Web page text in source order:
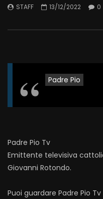
STAFF 13/12/2022 0
Padre Pio
Padre Pio Tv
Emittente televisiva
Giovanni Rotondo.
Puoi guardare Padre Pio Tv